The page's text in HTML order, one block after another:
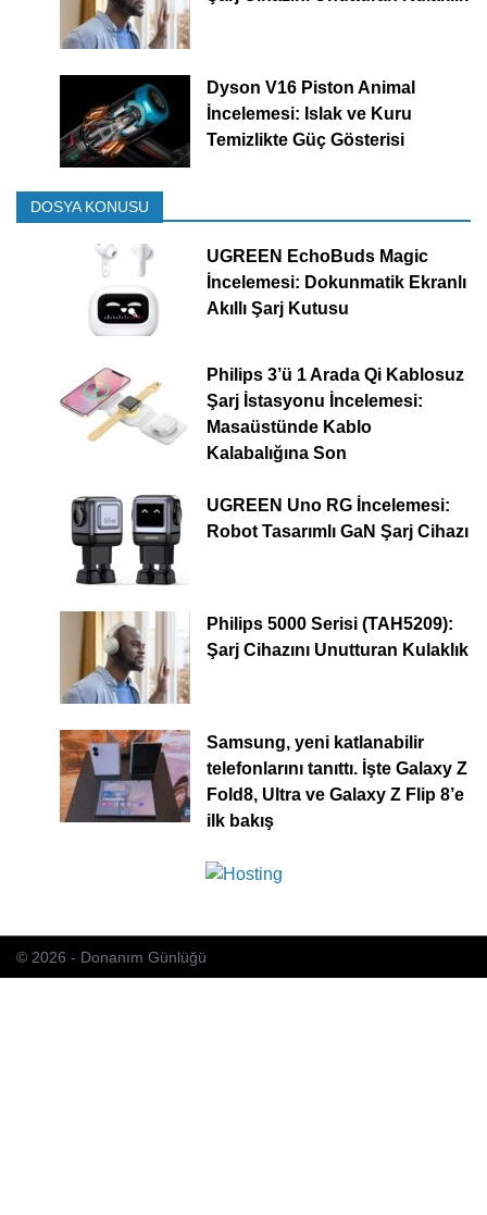
Dyson V16 Piston Animal
İncelemesi: Islak ve Kuru
Temizlikte Güç Gösterisi
DOSYA KONUSU
UGREEN EchoBuds Magic
İncelemesi: Dokunmatik Ekranlı
Akıllı Şarj Kutusu
Philips 3’ü 1 Arada Qi Kablosuz
Şarj İstasyonu İncelemesi:
Masaüstünde Kablo
Kalabalığına Son
UGREEN Uno RG İncelemesi:
Robot Tasarımlı GaN Şarj Cihazı
Philips 5000 Serisi (TAH5209):
Şarj Cihazını Unutturan Kulaklık
Samsung, yeni katlanabilir
telefonlarını tanıttı. İşte Galaxy Z
Fold8, Ultra ve Galaxy Z Flip 8’e
ilk bakış
© 2026 - Donanım Günlüğü